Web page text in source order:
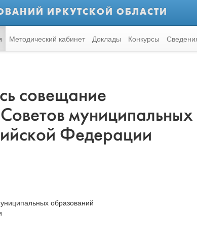
ИРКУТСКОЙ ОБЛАСТИ
Методический кабинет Доклады Конкурсы
совещание
муниципальных
Федерации
образований